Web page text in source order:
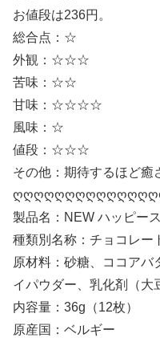
お値段は236円。
総合点：☆
外観：☆☆☆
苦味：☆☆
甘味：☆☆☆☆
風味：☆
値段：☆☆☆
その他：期待するほど癒
製品名：NEW ハッピー
種類別名称：チョコレー
原材料：砂糖、ココアバ
イパウダー、乳化剤（大
内容量：36g（12枚）
原産国：ベルギー